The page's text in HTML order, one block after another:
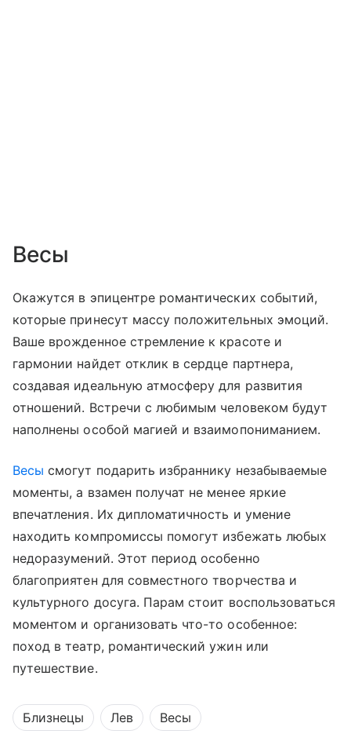
Весы
Окажутся в эпицентре романтических событий,
которые принесут массу положительных эмоций.
Ваше врожденное стремление к красоте и
гармонии найдет отклик в сердце партнера,
создавая идеальную атмосферу для развития
отношений. Встречи с любимым человеком будут
наполнены особой магией и взаимопониманием.
Весы смогут подарить избраннику незабываемые
моменты, а взамен получат не менее яркие
впечатления. Их дипломатичность и умение
находить компромиссы помогут избежать любых
недоразумений. Этот период особенно
благоприятен для совместного творчества и
культурного досуга. Парам стоит воспользоваться
моментом и организовать что-то особенное:
поход в театр, романтический ужин или
путешествие.
Близнецы Лев Весы